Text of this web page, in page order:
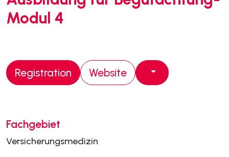
Modul 4
Registration Website
Fachgebiet
Versicherungsmedizin